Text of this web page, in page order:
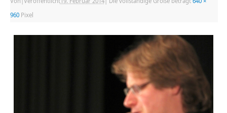
960Pixel